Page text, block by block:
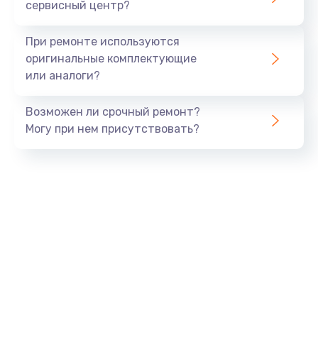
сервисный центр?
При ремонте используются
оригинальные комплектующие
или аналоги?
Возможен ли срочный ремонт?
Могу при нем присутствовать?